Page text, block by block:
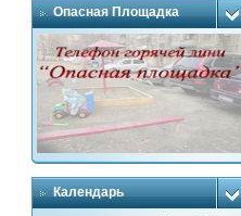
Опасная Площадка
Календарь